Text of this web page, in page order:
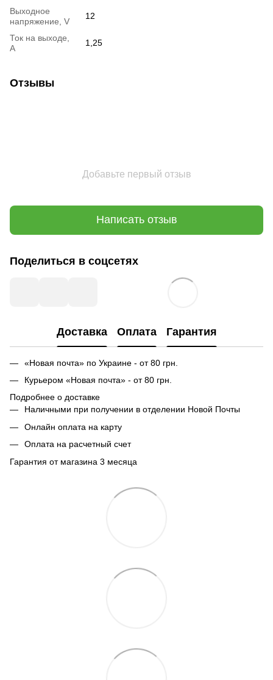
Выходное
напряжение, V
12
Ток на выходе,
А
1,25
Отзывы
Добавьте первый отзыв
Написать отзыв
Поделиться в соцсетях
Доставка Оплата Гарантия
«Новая почта» по Украине - от 80 грн.
Курьером «Новая почта» - от 80 грн.
Подробнее о доставке
Наличными при получении в отделении Новой Почты
Онлайн оплата на карту
Оплата на расчетный счет
Гарантия от магазина 3 месяца